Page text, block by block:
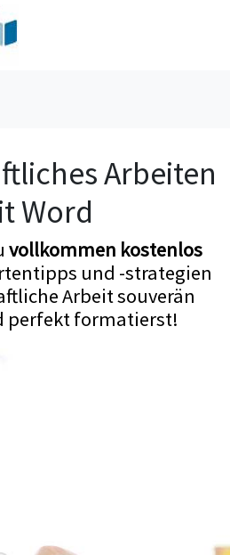
Arbeiten
Word
vollkommen kostenlos
und -strategien
Arbeit souverän
perfekt formatierst!